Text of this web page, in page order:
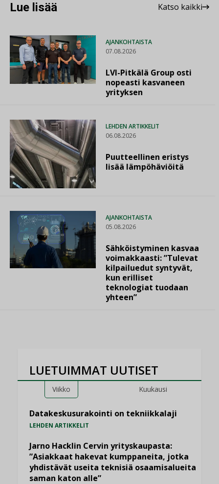
Lue lisää Katso kaikki
AJANKOHTAISTA
07.08.2026
LVI-Pitkälä Group osti
nopeasti kasvaneen
yrityksen
LEHDEN ARTIKKELIT
06.08.2026
Puutteellinen eristys
lisää lämpöhäviöitä
AJANKOHTAISTA
05.08.2026
Sähköistyminen kasvaa
voimakkaasti: ”Tulevat
kilpailuedut syntyvät,
kun erilliset
teknologiat tuodaan
yhteen”
LUETUIMMAT UUTISET
Viikko Kuukausi
Datakeskusurakointi on tekniikkalaji
LEHDEN ARTIKKELIT
Jarno Hacklin Cervin yrityskaupasta:
”Asiakkaat hakevat kumppaneita, jotka
yhdistävät useita teknisiä osaamisalueita
saman katon alle”